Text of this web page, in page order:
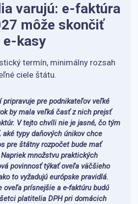
varujú: e-faktúra
môže skončiť
kasy
termín, minimálny rozsah
ciele štátu.
pre podnikateľov veľké
by mala veľká časť z nich prejsť
V tejto chvíli nie je jasné, čo tým
typy daňových únikov chce
pre štátny rozpočet bude mať
množstvu praktických
povinnosť týkať oveľa väčšieho
to vyžadujú európske pravidlá.
oveľa prísnejšie a e-faktúru budú
platitelia DPH pri domácich